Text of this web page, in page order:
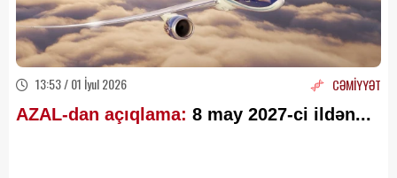
13:53 / 01 İyul 2026 CƏMİYYƏT
AZAL-dan açıqlama: 8 may 2027-ci ildən...